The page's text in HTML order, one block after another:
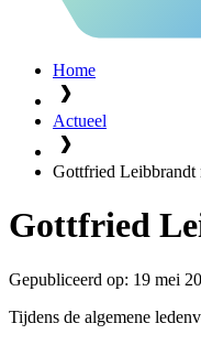
Home
Actueel
Gottfried Leibbrandt
Gottfried
Gepubliceerd op: 19 mei
Tijdens de algemene